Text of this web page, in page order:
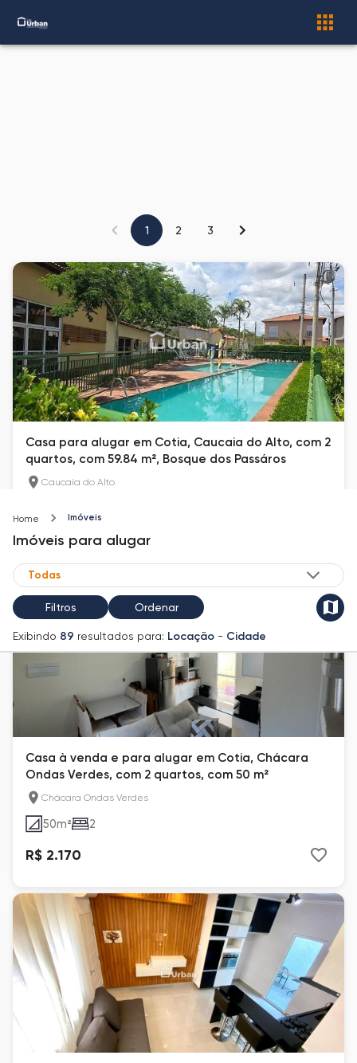
Home Imóveis
Imóveis para alugar
Filtros Ordenar
Exibindo 89 resultados para: Locação - Cidade
1 2 3
Casa para alugar em Cotia, Caucaia do Alto, com 2
quartos, com 59.84 m², Bosque dos Passáros
Caucaia do Alto
R$ 2.650
Casa à venda e para alugar em Cotia, Chácara
Ondas Verdes, com 2 quartos, com 50 m²
Chácara Ondas Verdes
50m² 2
R$ 2.170